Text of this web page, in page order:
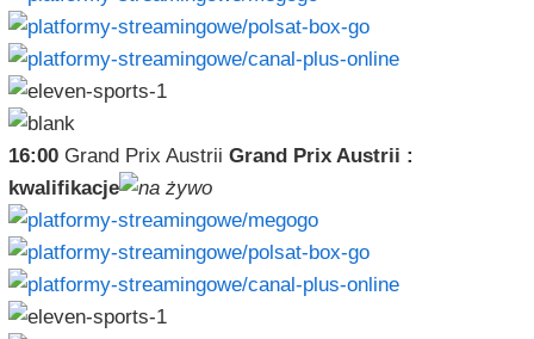
16:00Grand Prix Austrii Grand Prix Austrii :
kwalifikacje